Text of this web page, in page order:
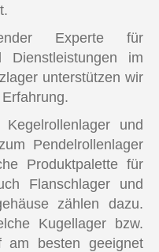
Experte für
Dienstleistungen im
unterstützen wir
und
Pendelrollenlager
Produktpalette für
Flanschlager und
zählen dazu.
Kugellager bzw.
am besten geeignet